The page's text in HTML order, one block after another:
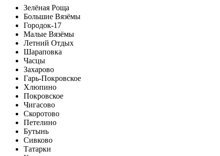
Зелёная Роща
Большие Вязёмы
Городок-17
Малые Вязёмы
Летний Отдых
Шараповка
Часцы
Захарово
Гарь-Покровское
Хлюпино
Покровское
Чигасово
Скоротово
Петелино
Бутынь
Сивково
Татарки